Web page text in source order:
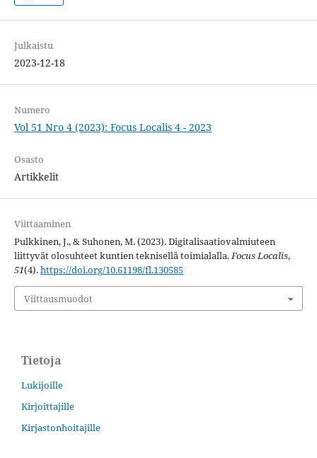
Julkaistu
2023-12-18
Numero
Vol 51 Nro 4 (2023): Focus Localis 4 - 2023
Osasto
Artikkelit
Viittaaminen
Pulkkinen, J., & Suhonen, M. (2023). Digitalisaatiovalmiuteen
liittyvät olosuhteet kuntien teknisellä toimialalla.Focus Localis,
51(4).https://doi.org/10.61198/fl.130585
Viittausmuodot
Tietoja
Lukijoille
Kirjoittajille
Kirjastonhoitajille